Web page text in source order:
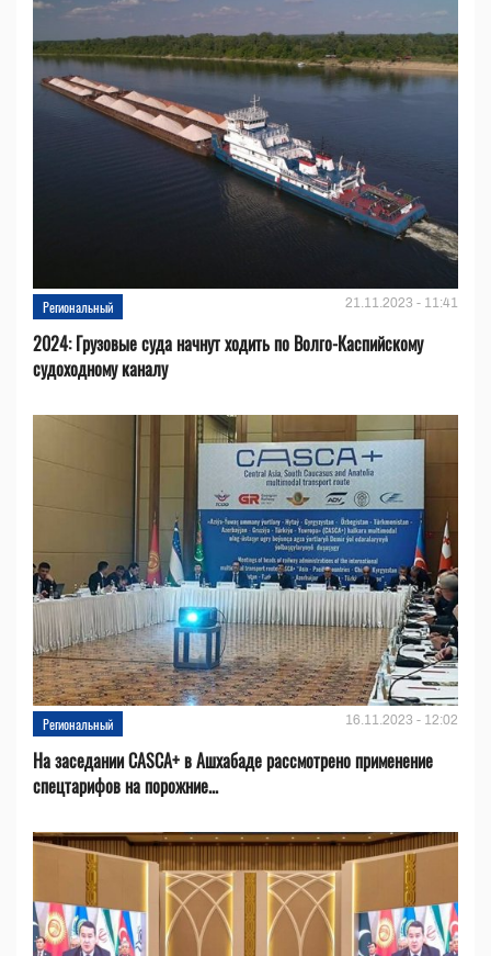
Региональный 21.11.2023 - 11:41
2024: Грузовые суда начнут ходить по Волго-Каспийскому
судоходному каналу
Региональный 16.11.2023 - 12:02
На заседании CASCA+ в Ашхабаде рассмотрено применение
спецтарифов на порожние...